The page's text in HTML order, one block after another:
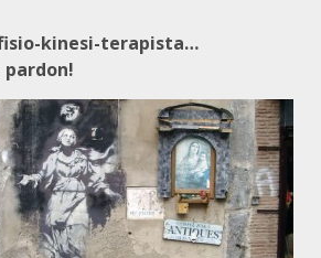
kinesi-terapista…